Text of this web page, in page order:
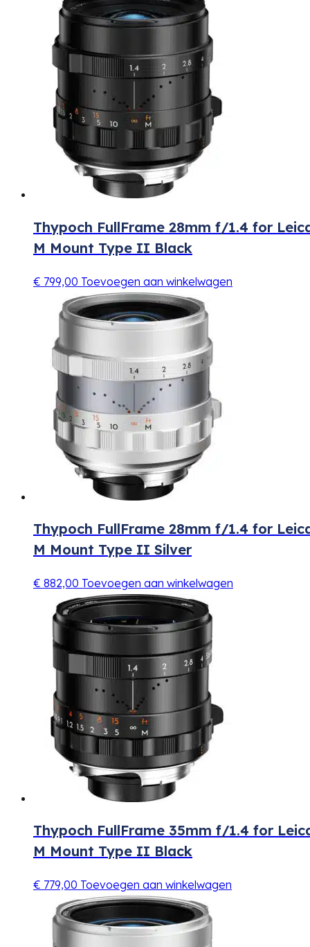
Thypoch FullFrame 28mm f/1.4 for
M Mount Type II Black
€ 799,00 Toevoegen aan winkelwagen
Thypoch FullFrame 28mm f/1.4 for
M Mount Type II Silver
€ 882,00 Toevoegen aan winkelwagen
Thypoch FullFrame 35mm f/1.4 for
M Mount Type II Black
€ 779,00 Toevoegen aan winkelwagen